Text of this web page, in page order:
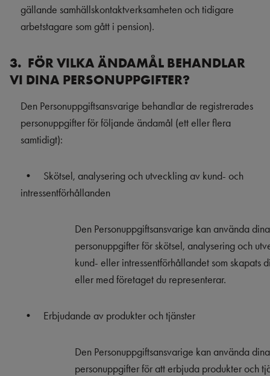
gällande samhällskontaktverksamheten och tidigare
arbetstagare som gått i pension).
3. FÖR VILKA ÄNDAMÅL BEHANDLAR
VI DINA PERSONUPPGIFTER?
Den Personuppgiftsansvarige behandlar de registrerades
personuppgifter för följande ändamål (ett eller flera
samtidigt):
•
Skötsel, analysering och utveckling av kund- och
intressentförhållanden
Den Personuppgiftsansvarige kan använda dina
personuppgifter för skötsel, analysering och
kund- eller intressentförhållandet som skapats
eller med företaget du representerar.
• Erbjudande av produkter och tjänster
Den Personuppgiftsansvarige kan använda dina
personuppgifter för att erbjuda produkter och